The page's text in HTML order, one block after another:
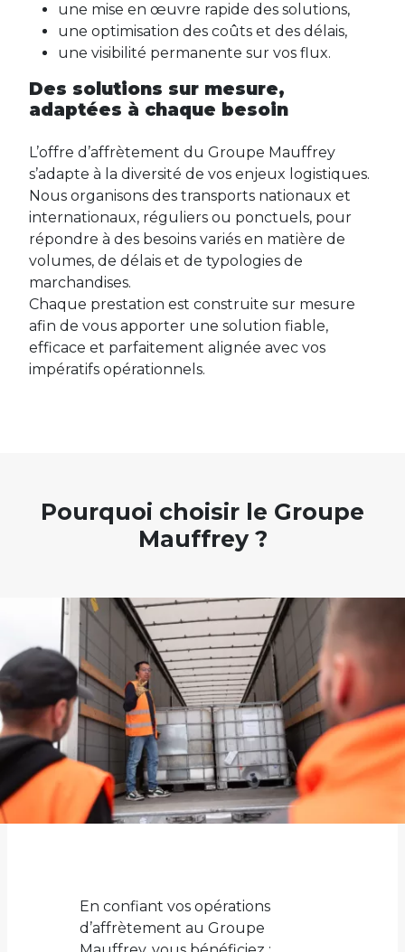
une mise en œuvre rapide des solutions,
une optimisation des coûts et des délais,
une visibilité permanente sur vos flux.
Des solutions sur mesure,
adaptées à chaque besoin
L’offre d’affrètement du Groupe Mauffrey
s’adapte à la diversité de vos enjeux logistiques.
Nous organisons des transports nationaux et
internationaux, réguliers ou ponctuels, pour
répondre à des besoins variés en matière de
volumes, de délais et de typologies de
marchandises.
Chaque prestation est construite sur mesure
afin de vous apporter une solution fiable,
efficace et parfaitement alignée avec vos
impératifs opérationnels.
Pourquoi choisir le Groupe
Mauffrey ?
En confiant vos opérations
d’affrètement au Groupe